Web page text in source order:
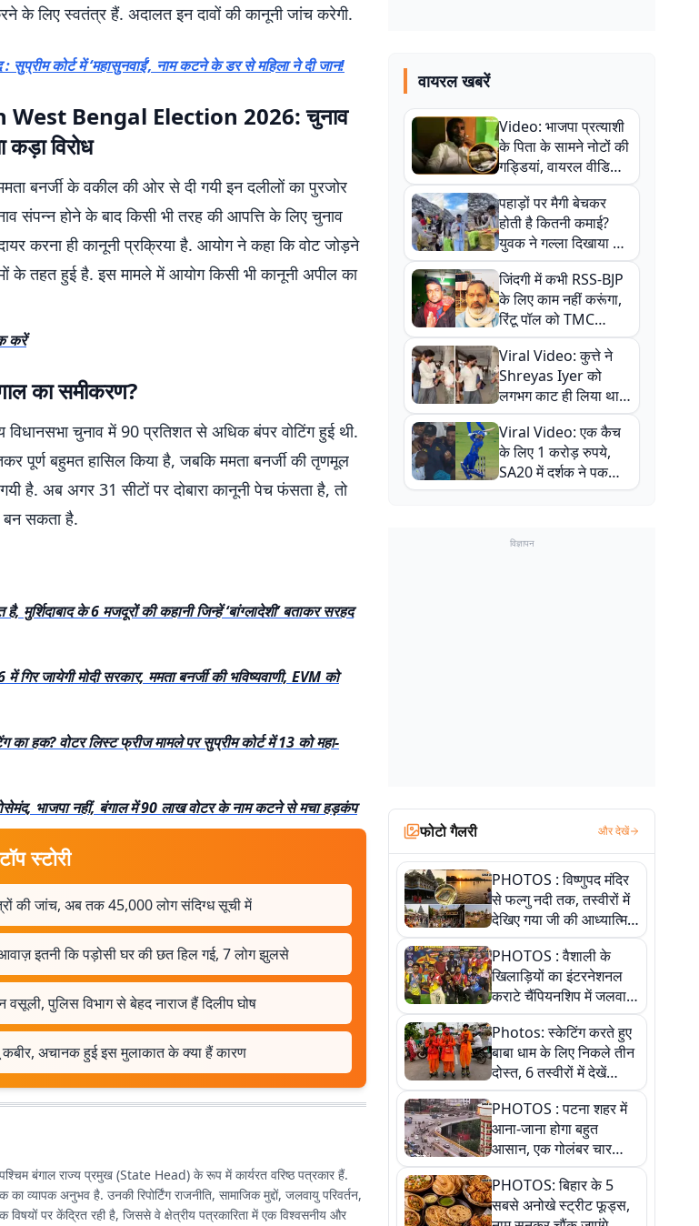
के लिए स्वतंत्र हैं. अदालत इन दावों की कानूनी जांच करेगी.
: सुप्रीम कोर्ट में ‘महासुनवाई’, नाम कटने के डर से महिला ने दी जान!
Bengal Election 2026: चुनाव
विरोध
बनर्जी के वकील की ओर से दी गयी इन दलीलों का पुरजोर
संपन्न होने के बाद किसी भी तरह की आपत्ति के लिए चुनाव
करना ही कानूनी प्रक्रिया है. आयोग ने कहा कि वोट जोड़ने
के तहत हुई है. इस मामले में आयोग किसी भी कानूनी अपील का
करें
का समीकरण?
चुनाव में 90 प्रतिशत से अधिक बंपर वोटिंग हुई थी.
पूर्ण बहुमत हासिल किया है, जबकि ममता बनर्जी की तृणमूल
है. अब अगर 31 सीटों पर दोबारा कानूनी पेच फंसता है, तो
बन सकता है.
मुर्शिदाबाद के 6 मजदूरों की कहानी जिन्हें ‘बांग्लादेशी’ बताकर सरहद
जायेगी मोदी सरकार, ममता बनर्जी की भविष्यवाणी, EVM को
का हक? वोटर लिस्ट फ्रीज मामले पर सुप्रीम कोर्ट में 13 को महा-
भाजपा नहीं, बंगाल में 90 लाख वोटर के नाम कटने से मचा हड़कंप
स्टोरी
की जांच, अब तक 45,000 लोग संदिग्ध सूची में
इतनी कि पड़ोसी घर की छत हिल गई, 7 लोग झुलसे
वसूली, पुलिस विभाग से बेहद नाराज हैं दिलीप घोष
कबीर, अचानक हुई इस मुलाकात के क्या हैं कारण
बंगाल राज्य प्रमुख (State Head) के रूप में कार्यरत वरिष्ठ पत्रकार हैं.
व्यापक अनुभव है. उनकी रिपोर्टिंग राजनीति, सामाजिक मुद्दों, जलवायु परिवर्तन,
पर केंद्रित रही है, जिससे वे क्षेत्रीय पत्रकारिता में एक विश्वसनीय और
वायरल खबरें
Video: भाजपा प्रत्याशी
के पिता के सामने नोटों की
गड्डियां, वायरल वीडियो
से राजनीति में उबाल,
अजित महतो बोले- TMC
की गंदी चाल
पहाड़ों पर मैगी बेचकर
होती है कितनी कमाई?
युवक ने गल्ला दिखाया तो
नौकरी वालों के खड़े हो गए
कान
जिंदगी में कभी RSS-BJP
के लिए काम नहीं करूंगा,
रिंटू पॉल को TMC
ऑफिस में ले जाकर पीटा,
Video वायरल
Viral Video: कुत्ते ने
Shreyas Iyer को
लगभग काट ही लिया था,
न्यूजीलैंड सीरीज से पहले
बाल-बाल बचे
Viral Video: एक कैच
के लिए 1 करोड़ रुपये,
SA20 में दर्शक ने पकड़ा
एक हाथ से गजब का कैच
विज्ञापन
फोटो गैलरी और देखें
PHOTOS : विष्णुपद मंदिर
से फल्गु नदी तक, तस्वीरों में
देखिए गया जी की आध्यात्मिक
पहचान
PHOTOS : वैशाली के
खिलाड़ियों का इंटरनेशनल
कराटे चैंपियनशिप में जलवा,
जीते 9 पदक, पांच तस्वीर से
देखिए पूरा खेल
Photos: स्केटिंग करते हुए
बाबा धाम के लिए निकले तीन
दोस्त, 6 तस्वीरों में देखें
आस्था और जुनून की कहानी
PHOTOS : पटना शहर में
आना-जाना होगा बहुत
आसान, एक गोलंबर चार
फ्लाईओवर को जोड़ेगा
PHOTOS: बिहार के 5
सबसे अनोखे स्ट्रीट फूड्स,